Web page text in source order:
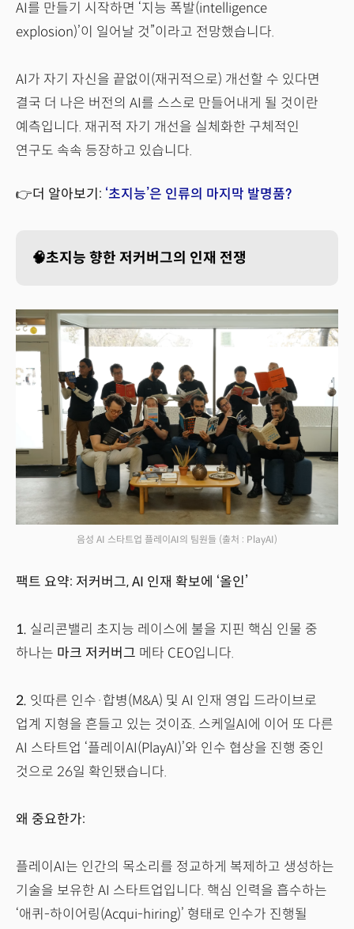
AI를 만들기 시작하면 ‘지능 폭발(intelligence
explosion)’이 일어날 것”이라고 전망했습니다.
AI가 자기 자신을 끝없이(재귀적으로) 개선할 수 있다면
결국 더 나은 버전의 AI를 스스로 만들어내게 될 것이란
예측입니다. 재귀적 자기 개선을 실체화한 구체적인
연구도 속속 등장하고 있습니다.
👉더 알아보기: ‘초지능’은 인류의 마지막 발명품?
🧠초지능 향한 저커버그의 인재 전쟁
음성 AI 스타트업 플레이AI의 팀원들 (출처 : PlayAI)
팩트 요약: 저커버그, AI 인재 확보에 ‘올인’
1. 실리콘밸리 초지능 레이스에 불을 지핀 핵심 인물 중
하나는 마크 저커버그 메타 CEO입니다.
2. 잇따른 인수·합병(M&A) 및 AI 인재 영입 드라이브로
업계 지형을 흔들고 있는 것이죠. 스케일AI에 이어 또 다른
AI 스타트업 ‘플레이AI(PlayAI)’와 인수 협상을 진행 중인
것으로 26일 확인됐습니다.
왜 중요한가:
플레이AI는 인간의 목소리를 정교하게 복제하고 생성하는
기술을 보유한 AI 스타트업입니다. 핵심 인력을 흡수하는
‘애퀴-하이어링(Acqui-hiring)’ 형태로 인수가 진행될